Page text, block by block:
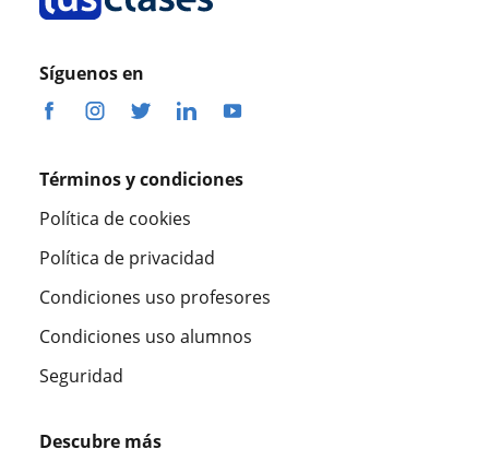
Síguenos en
Términos y condiciones
Política de cookies
Política de privacidad
Condiciones uso profesores
Condiciones uso alumnos
Seguridad
Descubre más